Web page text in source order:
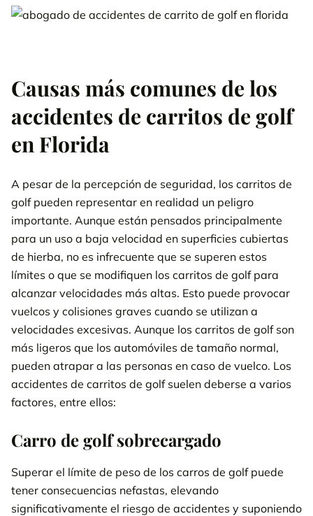
Causas más comunes de los
accidentes de carritos de golf
en Florida
A pesar de la percepción de seguridad, los carritos de
golf pueden representar en realidad un peligro
importante. Aunque están pensados principalmente
para un uso a baja velocidad en superficies cubiertas
de hierba, no es infrecuente que se superen estos
límites o que se modifiquen los carritos de golf para
alcanzar velocidades más altas. Esto puede provocar
vuelcos y colisiones graves cuando se utilizan a
velocidades excesivas. Aunque los carritos de golf son
más ligeros que los automóviles de tamaño normal,
pueden atrapar a las personas en caso de vuelco. Los
accidentes de carritos de golf suelen deberse a varios
factores, entre ellos:
Carro de golf sobrecargado
Superar el límite de peso de los carros de golf puede
tener consecuencias nefastas, elevando
significativamente el riesgo de accidentes y suponiendo